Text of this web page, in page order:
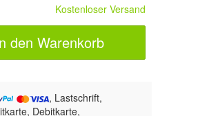
Kostenloser Versand
den Warenkorb
, Lastschrift,
Debitkarte,